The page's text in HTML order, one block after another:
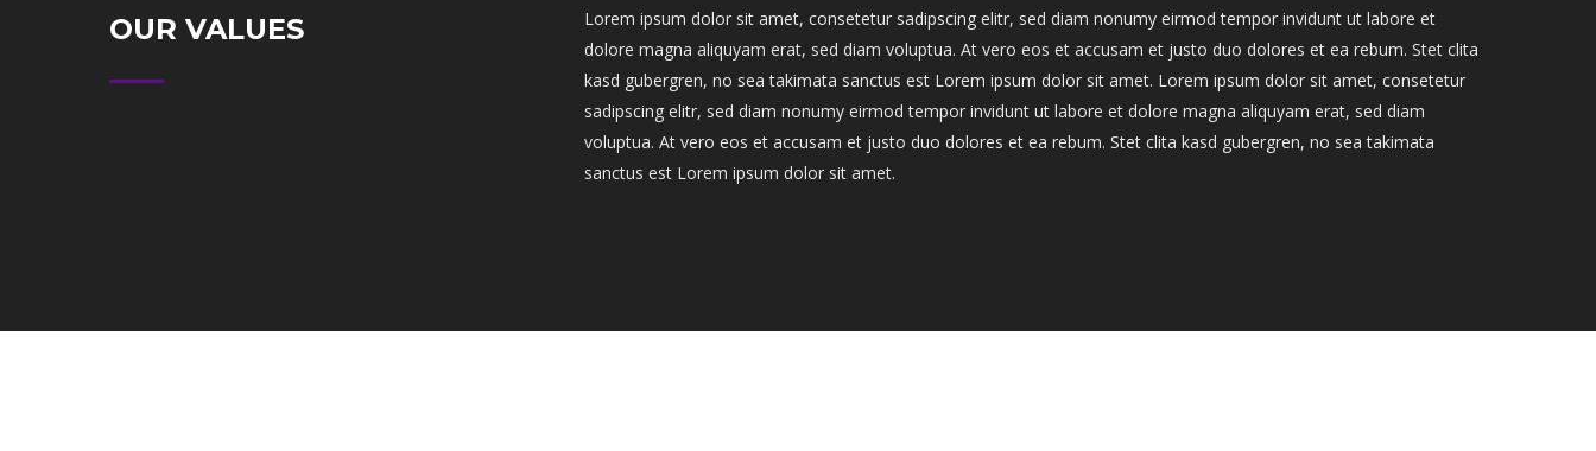
OUR VALUES
Lorem ipsum dolor sit amet, consetetur sadipscing elitr, sed diam nonumy eirmod tempor invidunt ut labore et
dolore magna aliquyam erat, sed diam voluptua. At vero eos et accusam et justo duo dolores et ea rebum. Stet clita
kasd gubergren, no sea takimata sanctus est Lorem ipsum dolor sit amet. Lorem ipsum dolor sit amet, consetetur
sadipscing elitr, sed diam nonumy eirmod tempor invidunt ut labore et dolore magna aliquyam erat, sed diam
voluptua. At vero eos et accusam et justo duo dolores et ea rebum. Stet clita kasd gubergren, no sea takimata
sanctus est Lorem ipsum dolor sit amet.